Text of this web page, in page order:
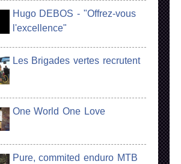
Hugo DEBOS - "Offrez-vous
l'excellence"
Les Brigades vertes recrutent
One World One Love
Pure, commited enduro MTB